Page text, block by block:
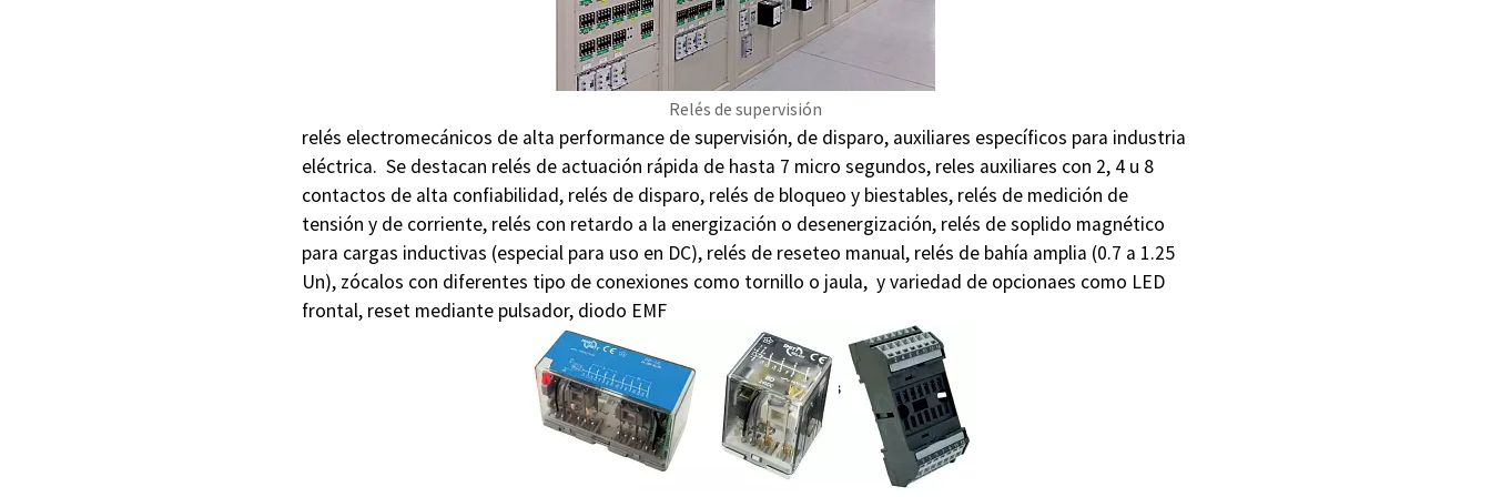
Relés de supervisión
relés electromecánicos de alta performance de supervisión, de disparo, auxiliares específicos para industria
eléctrica. Se destacan relés de actuación rápida de hasta 7 micro segundos, reles auxiliares con 2, 4 u 8
contactos de alta confiabilidad, relés de disparo, relés de bloqueo y biestables, relés de medición de
tensión y de corriente, relés con retardo a la energización o desenergización, relés de soplido magnético
para cargas inductivas (especial para uso en DC), relés de reseteo manual, relés de bahía amplia (0.7 a 1.25
Un), zócalos con diferentes tipo de conexiones como tornillo o jaula, y variedad de opcionaes como LED
frontal, reset mediante pulsador, diodo EMF